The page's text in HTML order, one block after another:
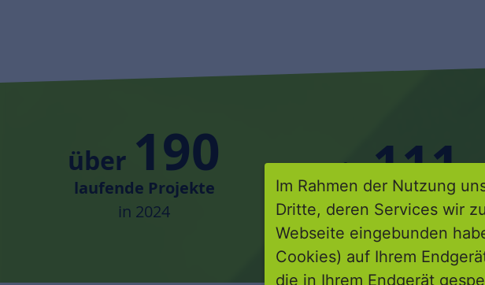
über 190
laufende Projekte
in 2024
in111
Kommunen
Im Rahmen der Nutzung
Dritte, deren Services wir
Webseite eingebunden
Cookies) auf Ihrem
die in Ihrem Endgerät